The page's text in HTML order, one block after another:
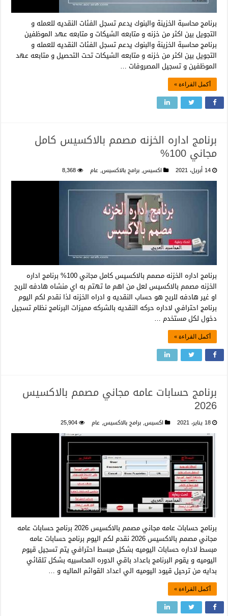
برنامج محاسبة الخزينة والبنوك يدعم تسجل الفئات النقديه للعمله و
التجويل بين اكثر من خزنه و متابعه الشيكات و متابعه عهد الموظفين
برنامج محاسبة الخزينة والبنوك يدعم تسجل الفئات النقديه للعمله و
التجويل بين اكثر من خزنه و متابعه الشيكات تحت التحصيل و متابعه عهد
الموظفين و تسجيل المصروفات …
أكمل القراءة »
برنامج اداره الخزنه مصمم بالاكسيس كامل
مجاني 100%
14 أبريل، 2021 اكسيس, برامج بالاكسيس, عام 8,368
برنامج اداره الخزنه مصمم بالاكسيس كامل مجاني 100% برنامج اداره
الخزنه مصمم بالاكسيس لعل من اهم ما تهتم به اي منشاه هادفه للربح
او غير هادفه للربح هو حساب النقديه و ادراه الخزنه لذا نقدم لكم اليوم
برنامج احترافي لاداره حركه النقديه بالشركه مميزات البرنامج نظام تسجيل
دخول لكل مستخدم …
أكمل القراءة »
برنامج حسابات عامه مجاني مصمم بالاكسيس
2026
18 يناير، 2021 اكسيس, برامج بالاكسيس, عام 25,904
برنامج حسابات عامه مجاني مصمم بالاكسيس 2026 برنامج حسابات عامه
مجاني مصمم بالاكسيس 2026 نقدم لكم اليوم برنامج حسابات عامه
مبسط لاداره حسابات اليوميه بشكل مبسط احترافي يتم تسجيل قيوم
اليوميه و يقوم البرنامج باعداد باقي الدوره المحاسبيه بشكل تلقائي
بدايه من ترحيل قيود اليوميه الي اعداد القوائم الماليه و …
أكمل القراءة »